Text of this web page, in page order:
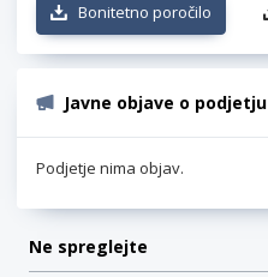
Bonitetno poročilo
Javne objave o podjetju
Podjetje nima objav.
Ne spreglejte